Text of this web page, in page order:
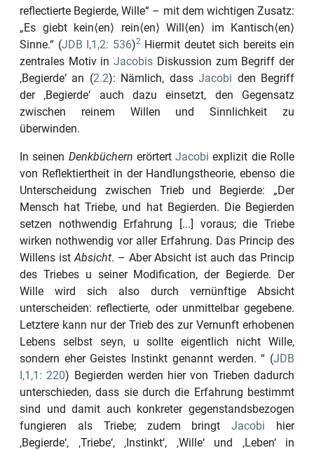
reflectierte Begierde, Wille“ – mit dem wichtigen Zusatz:
„Es giebt kein⟨en⟩ rein⟨en⟩ Will⟨en⟩ im Kantisch⟨en⟩
Sinne.“ (JDB I,1,2: 536)2Hiermit deutet sich bereits ein
zentrales Motiv inJacobis Diskussion zum Begriff der
‚Begierde‘ an (2.2): Nämlich, dassJacobi den Begriff
der ‚Begierde‘ auch dazu einsetzt, den Gegensatz
zwischen reinem Willen und Sinnlichkeit zu
überwinden.
In seinen Denkbüchern erörtertJacobi explizit die Rolle
von Reflektiertheit in der Handlungstheorie, ebenso die
Unterscheidung zwischen Trieb und Begierde: „Der
Mensch hat Triebe, und hat Begierden. Die Begierden
setzen nothwendig Erfahrung [...] voraus; die Triebe
wirken nothwendig vor aller Erfahrung. Das Princip des
Willens istAbsicht. – Aber Absicht ist auch das Princip
des Triebes u seiner Modification, der Begierde. Der
Wille wird sich also durch vernünftige Absicht
unterscheiden: reflectierte, oder unmittelbar gegebene.
Letztere kann nur der Trieb des zur Vernunft erhobenen
Lebens selbst seyn, u sollte eigentlich nicht Wille,
sondern eher Geistes Instinkt genannt werden. “ (JDB
I,1,1: 220) Begierden werden hier von Trieben dadurch
unterschieden, dass sie durch die Erfahrung bestimmt
sind und damit auch konkreter gegenstandsbezogen
fungieren als Triebe; zudem bringtJacobi hier
‚Begierde‘, ‚Triebe‘, ‚Instinkt‘, ‚Wille‘und ‚Leben‘in